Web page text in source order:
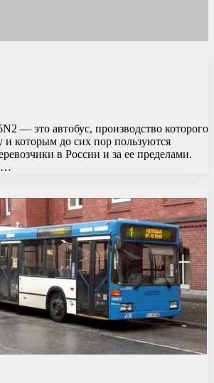
— это автобус, производство которого
и которым до сих пор пользуются
в России и за ее пределами.